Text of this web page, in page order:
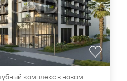
комплекс в новом